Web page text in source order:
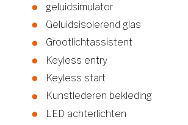
geluidsimulator
Geluidsisolerend glas
Grootlichtassistent
Keyless entry
Keyless start
Kunstlederen bekleding
LED achterlichten